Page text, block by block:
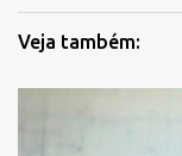
Veja também: